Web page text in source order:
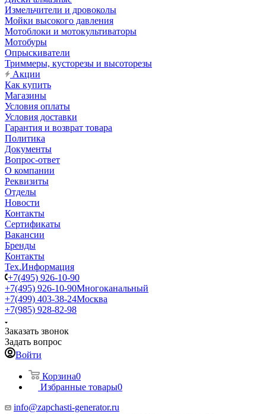
Измельчители и дровоколы
Мойки высокого давления
Мотоблоки и мотокультиваторы
Мотобуры
Опрыскиватели
Триммеры, кусторезы и высоторезы
Акции
Как купить
Магазины
Условия оплаты
Условия доставки
Гарантия и возврат товара
Политика
Документы
Вопрос-ответ
О компании
Реквизиты
Отделы
Новости
Контакты
Сертификаты
Вакансии
Бренды
Контакты
Тех.Информация
+7(495) 926-10-90
+7(495) 926-10-90Многоканальный
+7(499) 403-38-24Москва
+7(985) 928-82-98
Заказать звонок
Задать вопрос
Войти
Корзина0
Избранные товары0
info@zapchasti-generator.ru